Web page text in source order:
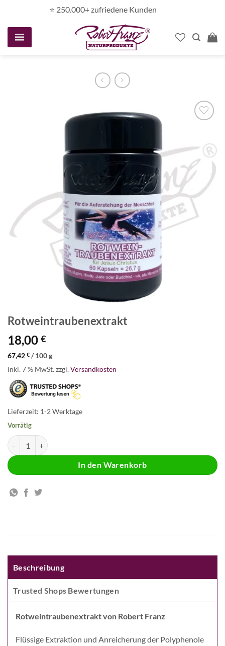
springen
⭐️ 250.000+ zufriedene Kunden
Rotweintraubenextrakt
18,00 €
67,42 € /100g
inkl. 7 % MwSt.zzgl.Versandkosten
Lieferzeit: 1-2 Werktage
Vorrätig
Rotweintraubenextrakt Menge
In den Warenkorb
Beschreibung
Trusted Shops Bewertungen
Rotweintraubenextrakt von Robert Franz
Flüssige Extraktion und Anreicherung der Polyphenole